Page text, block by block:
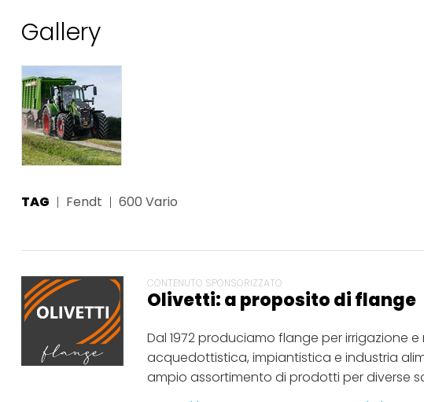
Gallery
TAG Fendt 600 Vario
CONTENUTO SPONSORIZZATO
Olivetti: a proposito di flange
Dal 1972 produciamo flange per irrigazione
acquedottistica, impiantistica e industria
ampio assortimento di prodotti per diverse